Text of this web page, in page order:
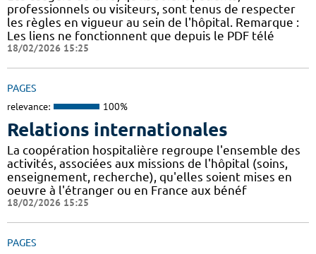
professionnels ou visiteurs, sont tenus de respecter
les règles en vigueur au sein de l'hôpital. Remarque :
Les liens ne fonctionnent que depuis le PDF télé
18/02/2026 15:25
PAGES
relevance: 100%
Relations internationales
La coopération hospitalière regroupe l'ensemble des
activités, associées aux missions de l'hôpital (soins,
enseignement, recherche), qu'elles soient mises en
oeuvre à l'étranger ou en France aux bénéf
18/02/2026 15:25
PAGES